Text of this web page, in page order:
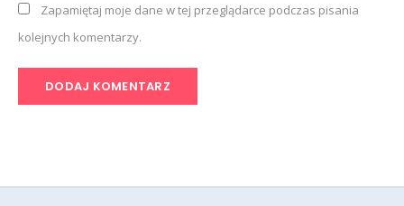
Zapamiętaj moje dane w tej przeglądarce podczas pisania
kolejnych komentarzy.